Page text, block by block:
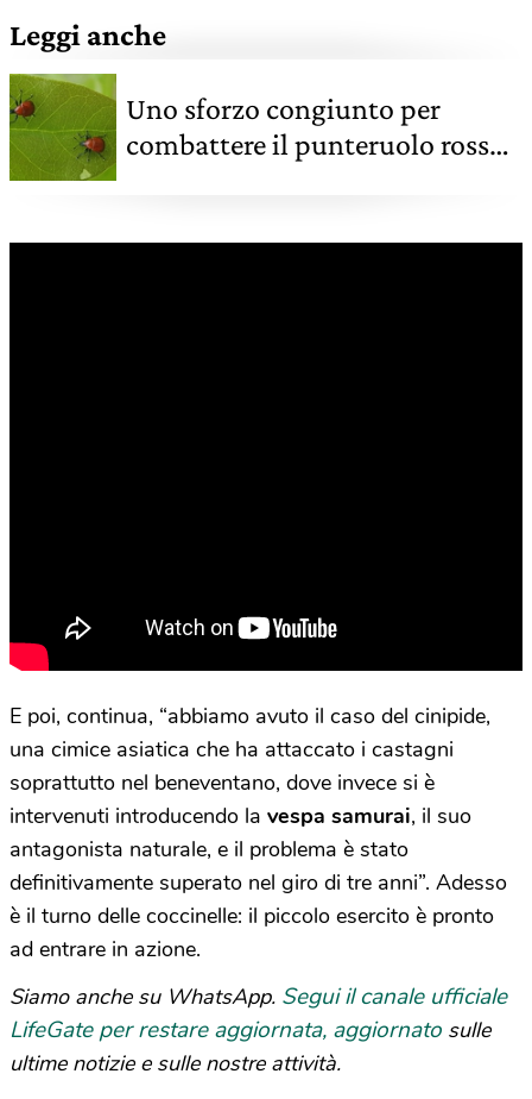
Leggi anche
Uno sforzo congiunto per
combattere il punteruolo rosso
E poi, continua, “abbiamo avuto il caso del cinipide,
una cimice asiatica che ha attaccato i castagni
soprattutto nel beneventano, dove invece si è
intervenuti introducendo la vespa samurai, il suo
antagonista naturale, e il problema è stato
definitivamente superato nel giro di tre anni”. Adesso
è il turno delle coccinelle: il piccolo esercito è pronto
ad entrare in azione.
Siamo anche su WhatsApp. Segui il canale ufficiale
LifeGate per restare aggiornata, aggiornato sulle
ultime notizie e sulle nostre attività.